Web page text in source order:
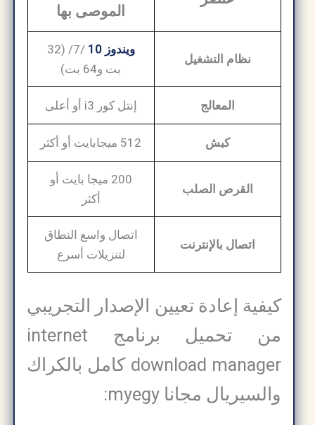
الموصى بها
نظام التشغيل
ويندوز 10
/7/ (32
بت و64 بت)
المعالج إنتل كور i3 أو أعلى
كبش 512 ميجابايت أو أكثر
القرص الصلب
200 ميجا بايت أو
أكثر
اتصال بالإنترنت
اتصال واسع النطاق
لتنزيلات أسرع
كيفية إعادة تعيين الإصدار التجريبي
من تحميل برنامج internet
download manager كامل بالكراك
والسيريال مجانا myegy: